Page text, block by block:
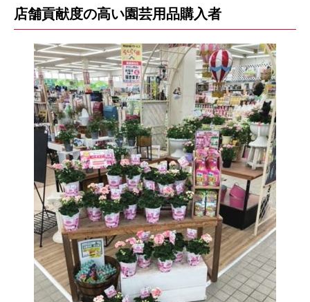
店舗貢献度の高い園芸用品購入者